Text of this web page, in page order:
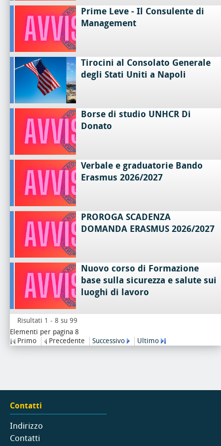
Prime Leve - Il Consulente di
Management
Tirocini al Consolato Generale
degli Stati Uniti a Napoli
Borse di studio UNHCR Di
Donato
Verbale e graduatorie Bando
Erasmus 2026/2027
PROROGA SCADENZA
DOMANDA ERASMUS 2026/2027
Nuovo corso di Formazione
base sulla sicurezza e salute sui
luoghi di lavoro
Risultati 1 - 8 su 99
Elementi per pagina 8
Primo
Precedente Successivo Ultimo
Contatti
Indirizzo
Contatti